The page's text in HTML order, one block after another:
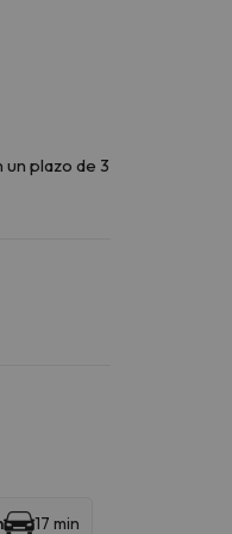
plazo de 3
17 min